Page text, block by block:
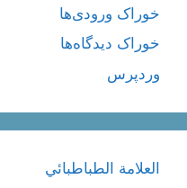
خوراک ورودی‌ها
خوراک دیدگاه‌ها
وردپرس
العلامة الطباطبائي